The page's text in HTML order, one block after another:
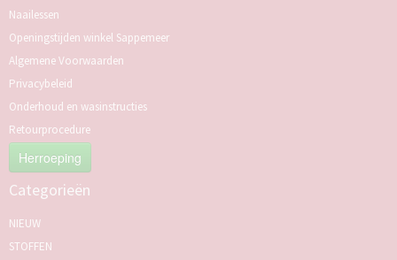
Naailessen
Openingstijden winkel Sappemeer
Algemene Voorwaarden
Privacybeleid
Onderhoud en wasinstructies
Retourprocedure
Herroeping
Categorieën
NIEUW
STOFFEN